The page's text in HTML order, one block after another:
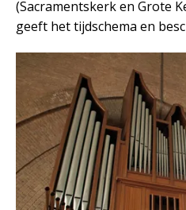
(Sacramentskerk en Grote
geeft het tijdschema en